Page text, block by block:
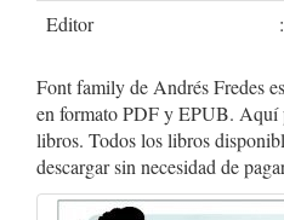
Editor
:
Font family de Andrés Fredes
en formato PDF y EPUB. Aquí
libros. Todos los libros
descargar sin necesidad de